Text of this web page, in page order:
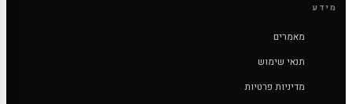
מידע
מאמרים
תנאי שימוש
מדיניות פרטיות